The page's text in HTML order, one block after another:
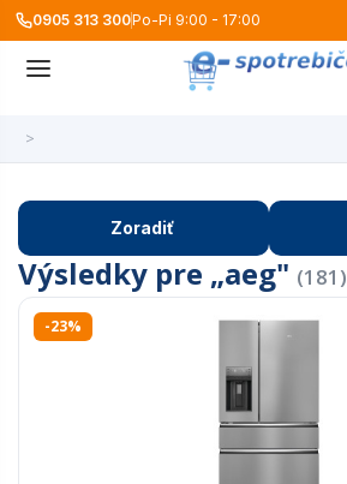
0905 313 300Po-Pi 9:00 - 17:00
>
Zoradiť
Výsledky pre „aeg" (181)
-23%